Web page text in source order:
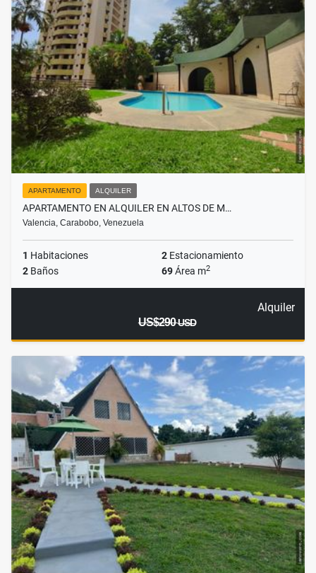
APARTAMENTO ALQUILER
APARTAMENTO EN ALQUILER EN ALTOS DE M…
Valencia, Carabobo, Venezuela
1 Habitaciones 2 Estacionamiento
2 Baños 69Área m2
Alquiler
US$290USD